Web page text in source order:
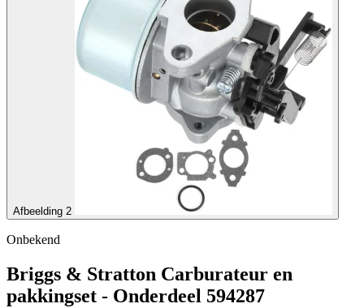
Afbeelding 2
Onbekend
Briggs & Stratton Carburateur en
pakkingset - Onderdeel 594287